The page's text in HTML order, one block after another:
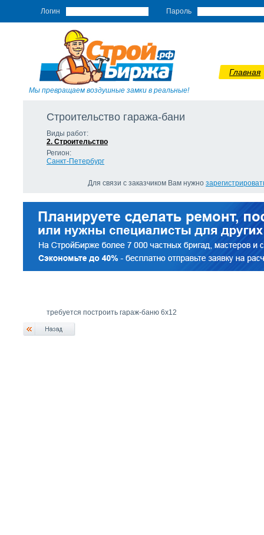
Логин Пароль
Мы превращаем воздушные замки в реальные!
Главная
Строительство гаража-бани
Виды работ:
2. Строительство
Регион:
Санкт-Петербург
Для связи с заказчиком Вам нужно
требуется построить гараж-баню 6х12